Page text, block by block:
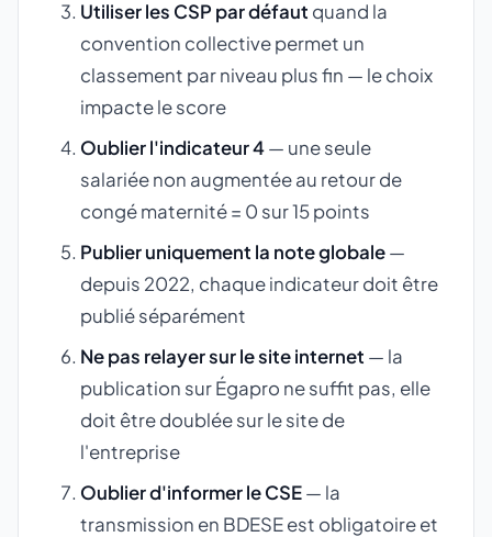
Utiliser les CSP par défaut quand la
convention collective permet un
classement par niveau plus fin — le choix
impacte le score
Oublier l'indicateur 4— une seule
salariée non augmentée au retour de
congé maternité = 0 sur 15 points
Publier uniquement la note globale—
depuis 2022, chaque indicateur doit être
publié séparément
Ne pas relayer sur le site internet — la
publication sur Égapro ne suffit pas, elle
doit être doublée sur le site de
l'entreprise
Oublier d'informer le CSE— la
transmission en BDESE est obligatoire et